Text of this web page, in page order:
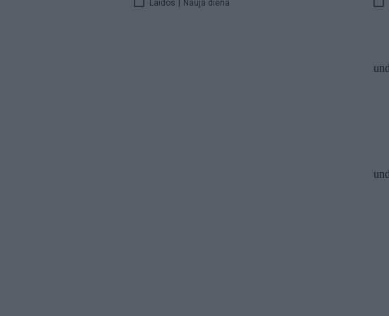
Laidos | Nauja diena